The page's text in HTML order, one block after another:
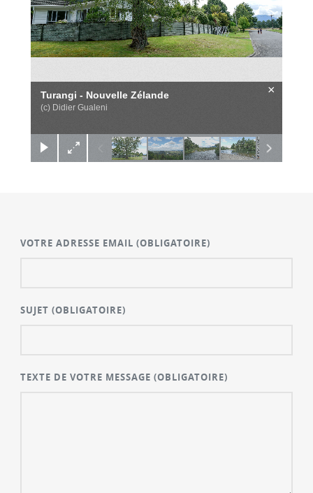
Turangi - Nouvelle Zélande
(c) Didier Gualeni
×
VOTRE ADRESSE EMAIL(OBLIGATOIRE)
SUJET(OBLIGATOIRE)
TEXTE DE VOTRE MESSAGE(OBLIGATOIRE)